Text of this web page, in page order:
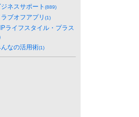
ジネスサポート (889)
ラブオフアプリ (1)
ライフスタイル・プラス
なの活用術(1)